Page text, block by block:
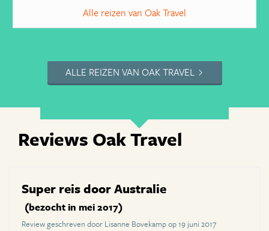
Alle reizen van Oak Travel
ALLE REIZEN VAN OAK TRAVEL
Reviews Oak Travel
Super reis door Australie
(bezocht in mei 2017)
Review geschreven door Lisanne Bovekamp op 19 juni 2017